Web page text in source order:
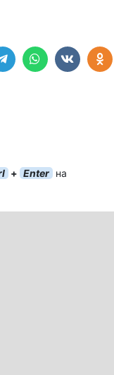
+ Enter на